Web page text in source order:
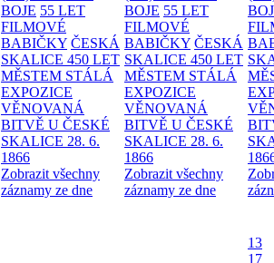
BOJE 55 LET
FILMOVÉ
BABIČKY ČESKÁ
SKALICE 450 LET
MĚSTEM STÁLÁ
EXPOZICE
VĚNOVANÁ
BITVĚ U ČESKÉ
SKALICE 28. 6.
1866
Zobrazit všechny
záznamy ze dne
BOJE 55 LET
FILMOVÉ
BABIČKY ČESKÁ
SKALICE 450 LET
MĚSTEM STÁLÁ
EXPOZICE
VĚNOVANÁ
BITVĚ U ČESKÉ
SKALICE 28. 6.
1866
Zobrazit všechny
záznamy ze dne
13
17